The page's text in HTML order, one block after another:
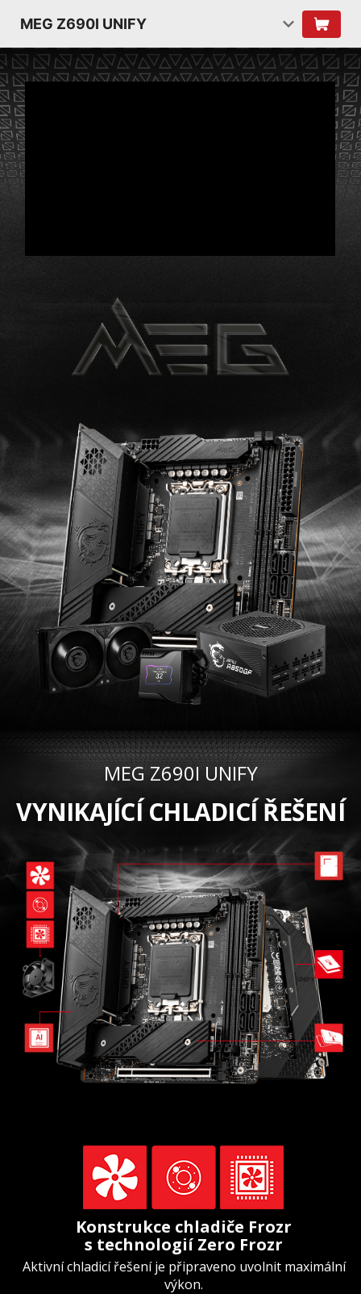
MEG Z690I UNIFY
MEG Z690I UNIFY
VYNIKAJÍCÍ CHLADICÍ ŘEŠENÍ
Konstrukce chladiče Frozr
s technologií Zero Frozr
Aktivní chladicí řešení je připraveno uvolnit maximální
výkon.